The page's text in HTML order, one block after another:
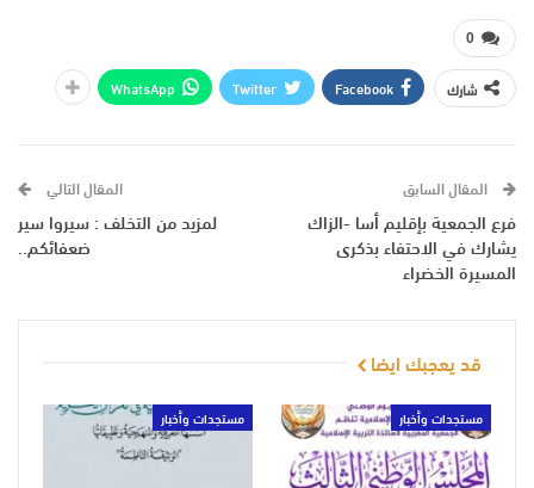
0
شارك Facebook
Twitter
WhatsApp
المقال السابق
فرع الجمعية بإقليم أسا -الزاك
يشارك في الاحتفاء بذكرى
المسيرة الخضراء
المقال التالي
لمزيد من التخلف : سيروا سير
ضعفائكم..
قد يعجبك ايضا
مستجدات وأخبار مستجدات وأخبار